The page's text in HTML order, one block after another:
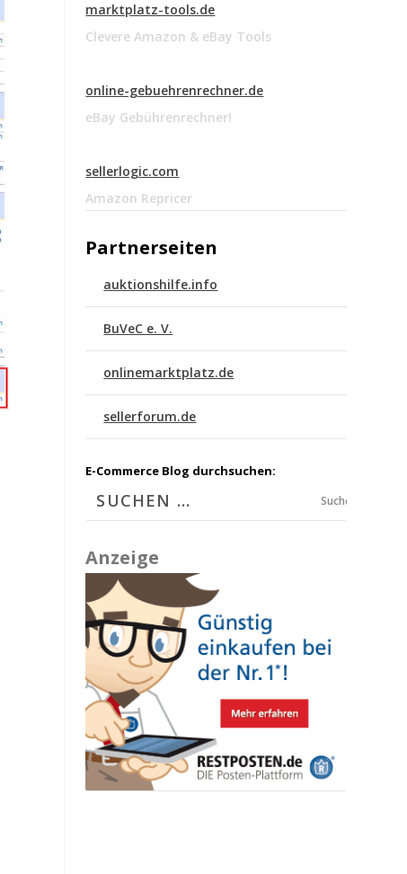
marktplatz-tools.de
Clevere Amazon & eBay Tools
online-gebuehrenrechner.de
eBay Gebührenrechner!
sellerlogic.com
Amazon Repricer
Partnerseiten
auktionshilfe.info
BuVeC e. V.
onlinemarktplatz.de
sellerforum.de
E-Commerce Blog durchsuchen:
Suchen
Anzeige